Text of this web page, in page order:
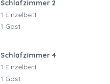
Schlafzimmer 2
1 Einzelbett
1 Gast
Schlafzimmer 4
1 Einzelbett
1 Gast